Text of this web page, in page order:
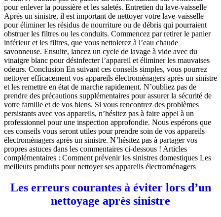
pour enlever la poussière et les saletés. Entretien du lave-vaisselle
Après un sinistre, il est important de nettoyer votre lave-vaisselle
pour éliminer les résidus de nourriture ou de débris qui pourraient
obstruer les filtres ou les conduits. Commencez par retirer le panier
inférieur et les filtres, que vous nettoierez à l’eau chaude
savonneuse. Ensuite, lancez un cycle de lavage à vide avec du
vinaigre blanc pour désinfecter l’appareil et éliminer les mauvaises
odeurs. Conclusion En suivant ces conseils simples, vous pourrez
nettoyer efficacement vos appareils électroménagers après un sinistre
et les remettre en état de marche rapidement. N’oubliez pas de
prendre des précautions supplémentaires pour assurer la sécurité de
votre famille et de vos biens. Si vous rencontrez des problèmes
persistants avec vos appareils, n’hésitez pas à faire appel à un
professionnel pour une inspection approfondie. Nous espérons que
ces conseils vous seront utiles pour prendre soin de vos appareils
électroménagers après un sinistre. N’hésitez pas à partager vos
propres astuces dans les commentaires ci-dessous ! Articles
complémentaires : Comment prévenir les sinistres domestiques Les
meilleurs produits pour nettoyer ses appareils électroménagers
Les erreurs courantes à éviter lors d’un
nettoyage après sinistre